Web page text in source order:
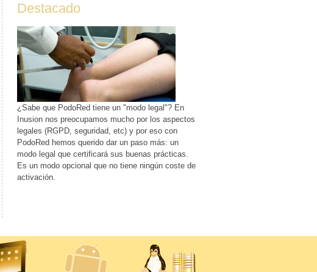
Destacado
¿Sabe que PodoRed tiene un "modo legal"? En
Inusion nos preocupamos mucho por los aspectos
legales (RGPD, seguridad, etc) y por eso con
PodoRed hemos querido dar un paso más: un
modo legal que certificará sus buenas prácticas.
Es un modo opcional que no tiene ningún coste de
activación.